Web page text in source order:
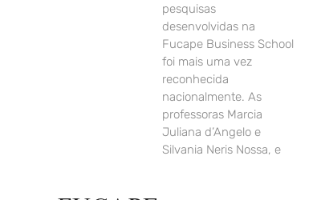
pesquisas
desenvolvidas na
Fucape Business School
foi mais uma vez
reconhecida
nacionalmente. As
professoras Marcia
Juliana d’Angelo e
Silvania Neris Nossa, e